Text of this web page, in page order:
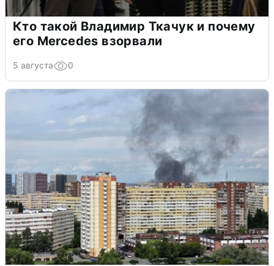
Кто такой Владимир Ткачук и почему
его Mercedes взорвали
5 августа 0